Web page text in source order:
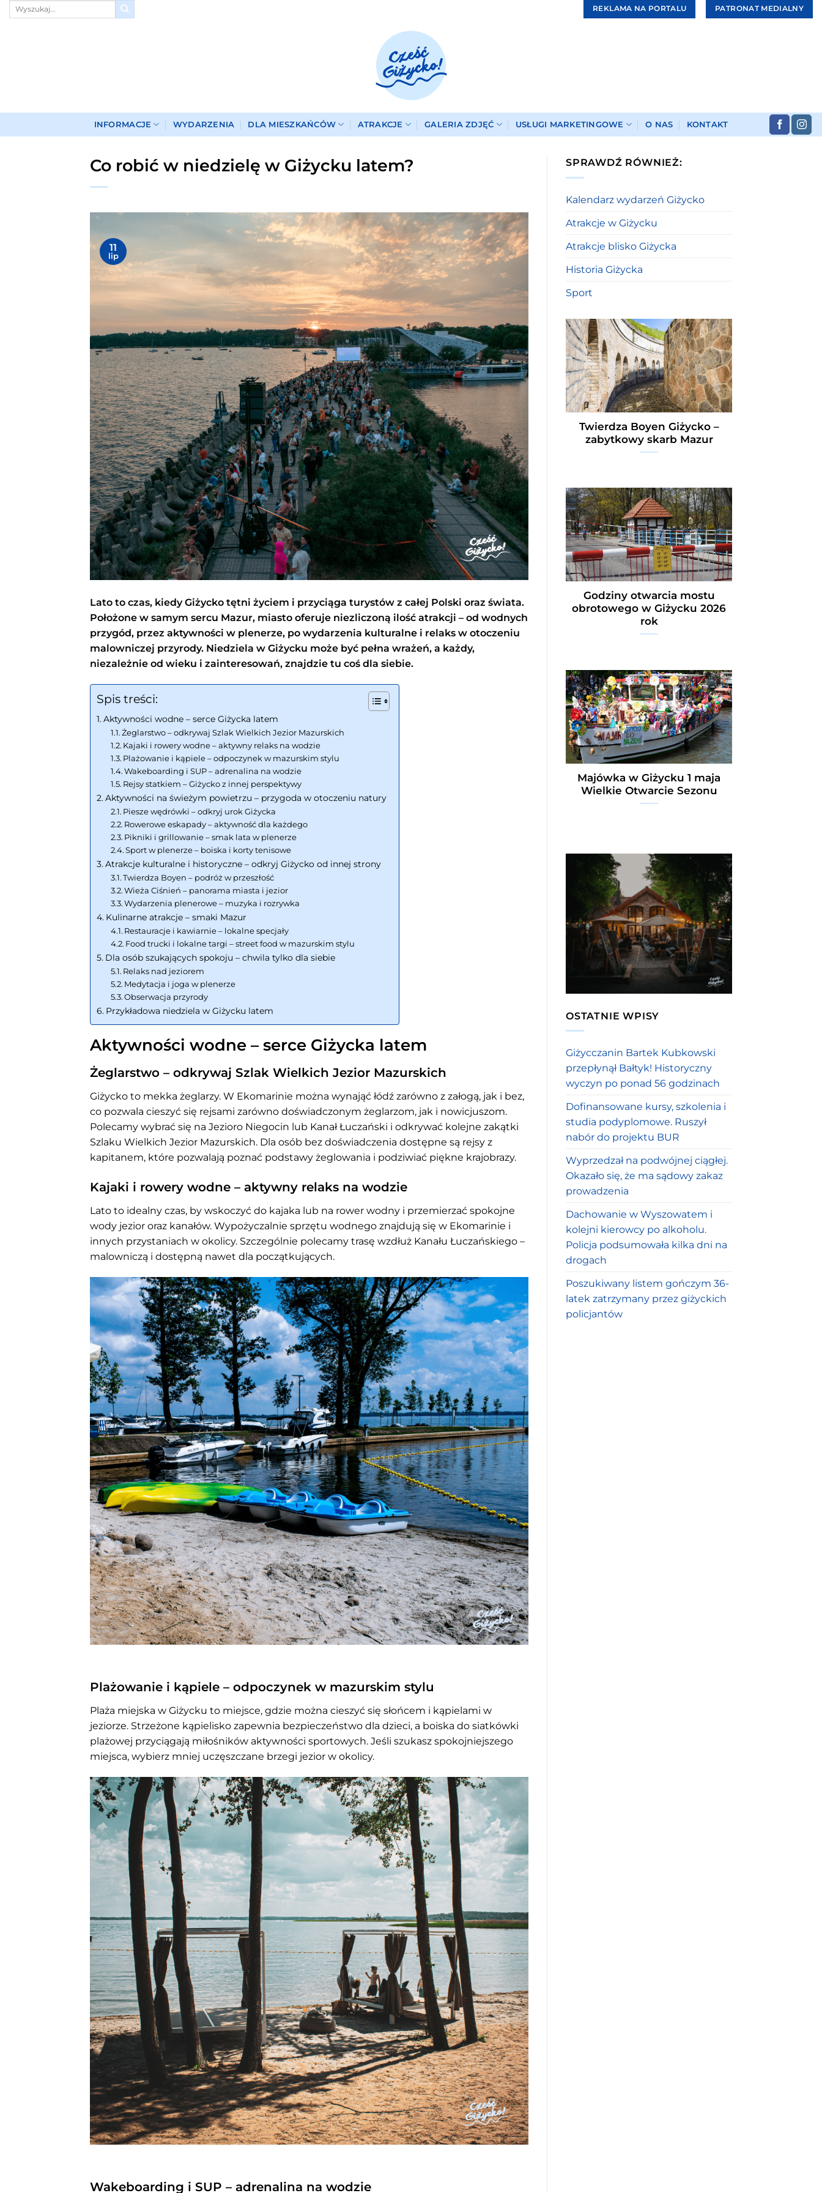
Przewiń
REKLAMA NA PORTALU PATRONAT MEDIALNY
INFORMACJE WYDARZENIA DLA MIESZKAŃCÓW ATRAKCJE GALERIA ZDJĘĆ USŁUGI MARKETINGOWE O NAS KONTAKT
Co robić w niedzielę w Giżycku latem?
11
lip
Lato to czas, kiedy Giżycko tętni życiem i przyciąga turystów z całej Polski oraz świata.
Położone w samym sercu Mazur, miasto oferuje niezliczoną ilość atrakcji – od wodnych
przygód, przez aktywności w plenerze, po wydarzenia kulturalne i relaks w otoczeniu
malowniczej przyrody. Niedziela w Giżycku może być pełna wrażeń, a każdy,
niezależnie od wieku i zainteresowań, znajdzie tu coś dla siebie.
Spis treści:
Aktywności wodne – serce Giżycka latem
Żeglarstwo – odkrywaj Szlak Wielkich Jezior Mazurskich
Kajaki i rowery wodne – aktywny relaks na wodzie
Plażowanie i kąpiele – odpoczynek w mazurskim stylu
Wakeboarding i SUP – adrenalina na wodzie
Rejsy statkiem – Giżycko z innej perspektywy
Aktywności na świeżym powietrzu – przygoda w otoczeniu natury
Piesze wędrówki – odkryj urok Giżycka
Rowerowe eskapady – aktywność dla każdego
Pikniki i grillowanie – smak lata w plenerze
Sport w plenerze – boiska i korty tenisowe
Atrakcje kulturalne i historyczne – odkryj Giżycko od innej strony
Twierdza Boyen – podróż w przeszłość
Wieża Ciśnień – panorama miasta i jezior
Wydarzenia plenerowe – muzyka i rozrywka
Kulinarne atrakcje – smaki Mazur
Restauracje i kawiarnie – lokalne specjały
Food trucki i lokalne targi – street food w mazurskim stylu
Dla osób szukających spokoju – chwila tylko dla siebie
Relaks nad jeziorem
Medytacja i joga w plenerze
Obserwacja przyrody
Przykładowa niedziela w Giżycku latem
Aktywności wodne – serce Giżycka latem
Żeglarstwo – odkrywaj Szlak Wielkich Jezior Mazurskich
Giżycko to mekka żeglarzy. W Ekomarinie można wynająć łódź zarówno z załogą, jak i bez,
co pozwala cieszyć się rejsami zarówno doświadczonym żeglarzom, jak i nowicjuszom.
Polecamy wybrać się na Jezioro Niegocin lub Kanał Łuczański i odkrywać kolejne zakątki
Szlaku Wielkich Jezior Mazurskich. Dla osób bez doświadczenia dostępne są rejsy z
kapitanem, które pozwalają poznać podstawy żeglowania i podziwiać piękne krajobrazy.
Kajaki i rowery wodne – aktywny relaks na wodzie
Lato to idealny czas, by wskoczyć do kajaka lub na rower wodny i przemierzać spokojne
wody jezior oraz kanałów. Wypożyczalnie sprzętu wodnego znajdują się w Ekomarinie i
innych przystaniach w okolicy. Szczególnie polecamy trasę wzdłuż Kanału Łuczańskiego –
malowniczą i dostępną nawet dla początkujących.
Plażowanie i kąpiele – odpoczynek w mazurskim stylu
Plaża miejska w Giżycku to miejsce, gdzie można cieszyć się słońcem i kąpielami w
jeziorze. Strzeżone kąpielisko zapewnia bezpieczeństwo dla dzieci, a boiska do siatkówki
plażowej przyciągają miłośników aktywności sportowych. Jeśli szukasz spokojniejszego
miejsca, wybierz mniej uczęszczane brzegi jezior w okolicy.
Wakeboarding i SUP – adrenalina na wodzie
SPRAWDŹ RÓWNIEŻ:
Kalendarz wydarzeń Giżycko
Atrakcje w Giżycku
Atrakcje blisko Giżycka
Historia Giżycka
Sport
Twierdza Boyen Giżycko –
zabytkowy skarb Mazur
Godziny otwarcia mostu
obrotowego w Giżycku 2026
rok
Majówka w Giżycku 1 maja
Wielkie Otwarcie Sezonu
OSTATNIE WPISY
Giżycczanin Bartek Kubkowski
przepłynął Bałtyk! Historyczny
wyczyn po ponad 56 godzinach
Dofinansowane kursy, szkolenia i
studia podyplomowe. Ruszył
nabór do projektu BUR
Wyprzedzał na podwójnej ciągłej.
Okazało się, że ma sądowy zakaz
prowadzenia
Dachowanie w Wyszowatem i
kolejni kierowcy po alkoholu.
Policja podsumowała kilka dni na
drogach
Poszukiwany listem gończym 36-
latek zatrzymany przez giżyckich
policjantów